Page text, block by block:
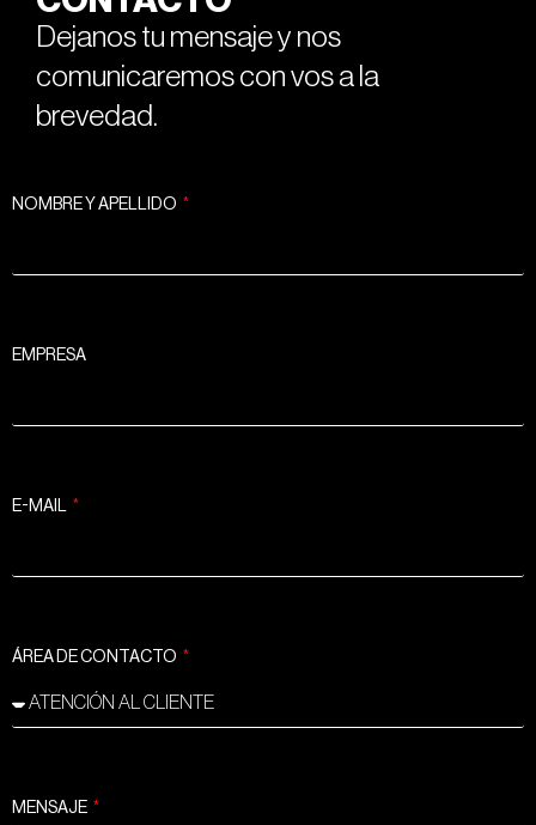
Dejanos tu mensaje y nos
comunicaremos con vos a la
brevedad.
NOMBRE Y APELLIDO
EMPRESA
E-MAIL
ÁREA DE CONTACTO
MENSAJE